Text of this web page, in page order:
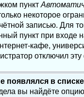
пункт
некоторое
записью. Для
пункт при входе
кафе,
отключил
появлялся в
вы найдёте опцию